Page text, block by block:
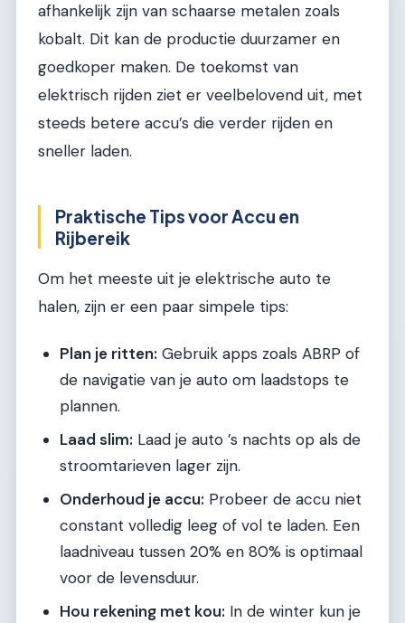
afhankelijk zijn van schaarse metalen zoals
kobalt. Dit kan de productie duurzamer en
goedkoper maken. De toekomst van
elektrisch rijden ziet er veelbelovend uit, met
steeds betere accu’s die verder rijden en
sneller laden.
Praktische Tips voor Accu en
Rijbereik
Om het meeste uit je elektrische auto te
halen, zijn er een paar simpele tips:
Plan je ritten: Gebruik apps zoals ABRP of
de navigatie van je auto om laadstops te
plannen.
Laad slim: Laad je auto ’s nachts op als de
stroomtarieven lager zijn.
Onderhoud je accu: Probeer de accu niet
constant volledig leeg of vol te laden. Een
laadniveau tussen 20% en 80% is optimaal
voor de levensduur.
Hou rekening met kou: In de winter kun je